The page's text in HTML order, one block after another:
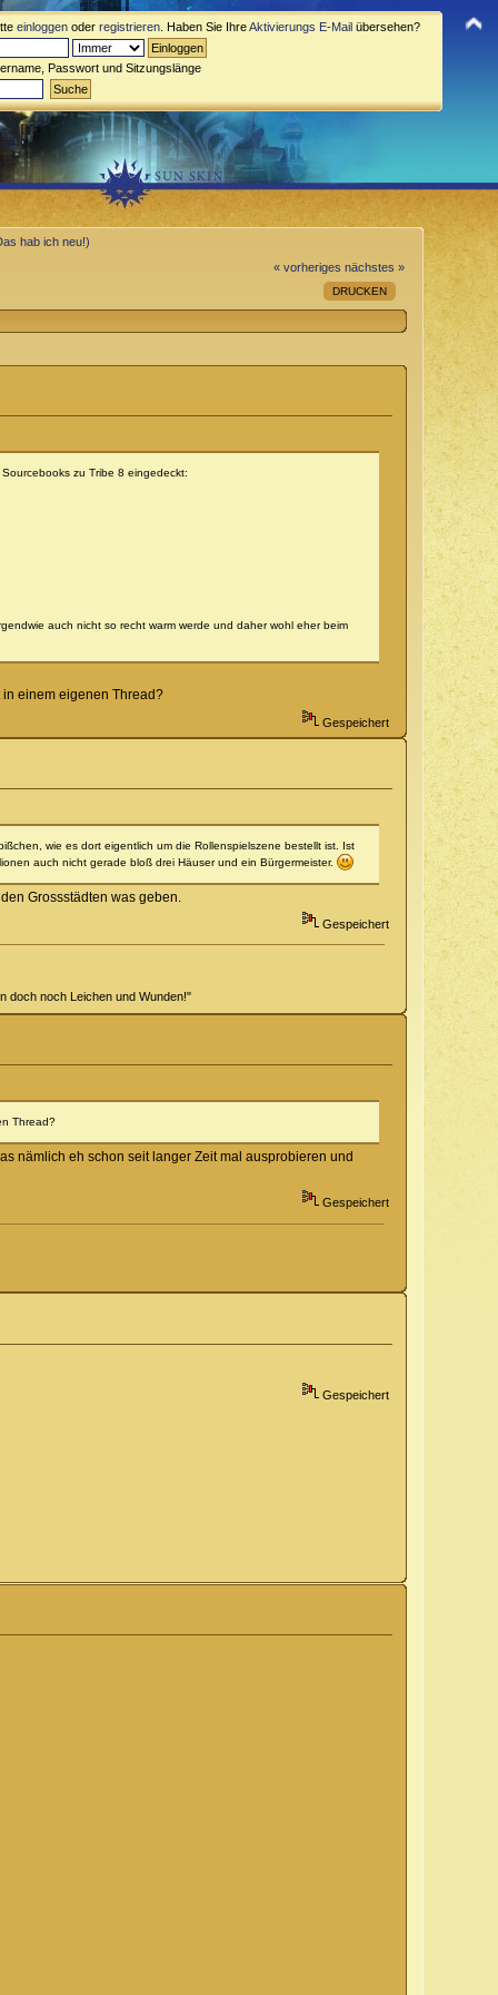
einloggen oder registrieren . Haben Sie IhreAktivierungs E-Mail übersehen?
Passwort und Sitzungslänge
hab ich neu!)
« vorheriges nächstes »
DRUCKEN
zu Tribe 8 eingedeckt:
auch nicht so recht warm werde und daher wohl eher beim
einem eigenen Thread?
Gespeichert
wie es dort eigentlich um die Rollenspielszene bestellt ist. Ist
auch nicht gerade bloß drei Häuser und ein Bürgermeister.
Grossstädten was geben.
Gespeichert
doch noch Leichen und Wunden!"
Thread?
nämlich eh schon seit langer Zeit mal ausprobieren und
Gespeichert
Gespeichert